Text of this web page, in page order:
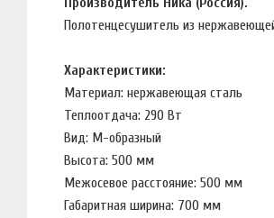
Полотенцесушитель из
Характеристики:
Материал: нержавеющая сталь
Теплоотдача: 290 Вт
Вид: М-образный
Высота: 500 мм
Межосевое расстояние: 500 мм
Габаритная ширина: 700 мм